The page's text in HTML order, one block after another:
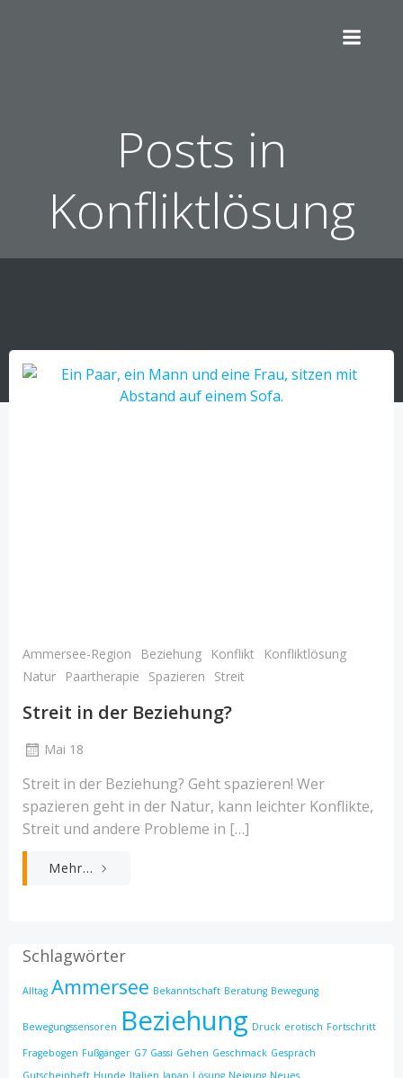
Posts in
Konfliktlösung
Ammersee-Region Beziehung Konflikt
Konfliktlösung
Natur
Paartherapie Spazieren Streit
Streit in der Beziehung?
Mai 18
Streit in der Beziehung? Geht spazieren! Wer
spazieren geht in der Natur, kann leichter Konflikte,
Streit und andere Probleme in […]
Mehr...
Schlagwörter
Alltag Ammersee Bekanntschaft Beratung Bewegung
Bewegungssensoren Beziehung Druck erotisch Fortschritt
Fragebogen Fußgänger G7 Gassi Gehen Geschmack Gespräch
Gutscheinheft Hunde Italien Japan Lösung Neigung Neues